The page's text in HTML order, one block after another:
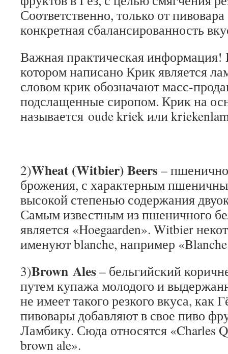
Соответственно, только от пивовара
конкретная сбалансированность
Важная практическая информация!
котором написано Крик является
словом крик обозначают масс-
подслащенные сиропом. Крик на
называется oude kriek или
2)Wheat (Witbier) Beers–
брожения, с характерным
высокой степенью содержания
Самым известным из пшеничного
является «Hoegaarden». Witbier
именуют blanche, например
3)Brown Ales– бельгийский
путем купажа молодого и
не имеет такого резкого вкуса, как
пивовары добавляют в свое пиво
Ламбику. Сюда относятся «Charles
brown ale».